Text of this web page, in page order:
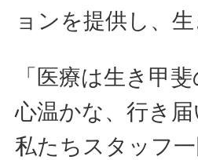
ョンを提供し、
「医療は生き甲
心温かな、行き
私たちスタッフ